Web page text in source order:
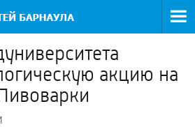
акцию на